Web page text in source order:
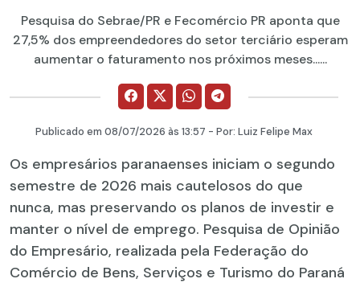
Pesquisa do Sebrae/PR e Fecomércio PR aponta que
27,5% dos empreendedores do setor terciário esperam
aumentar o faturamento nos próximos meses......
Publicado em 08/07/2026 às 13:57 - Por: Luiz Felipe Max
Os empresários paranaenses iniciam o segundo
semestre de 2026 mais cautelosos do que
nunca, mas preservando os planos de investir e
manter o nível de emprego. Pesquisa de Opinião
do Empresário, realizada pela Federação do
Comércio de Bens, Serviços e Turismo do Paraná